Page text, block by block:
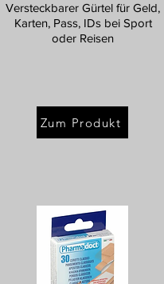
Versteckbarer Gürtel für Geld,
Karten, Pass, IDs bei Sport
oder Reisen
Zum Produkt